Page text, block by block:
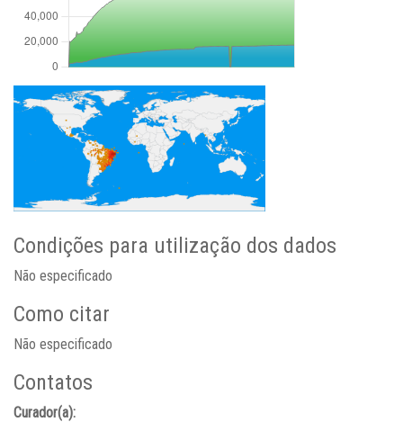
Condições para utilização dos dados
Não especificado
Como citar
Não especificado
Contatos
Curador(a):